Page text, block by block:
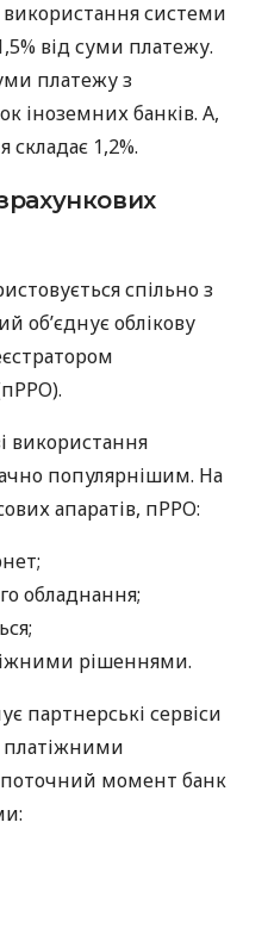
системи
від суми платежу.
платежу з
іноземних банків. А,
складає 1,2%.
спільно з
об’єднує облікову
використання
популярнішим. На
апаратів, пРРО:
обладнання;
рішеннями.
партнерські сервіси
платіжними
момент банк